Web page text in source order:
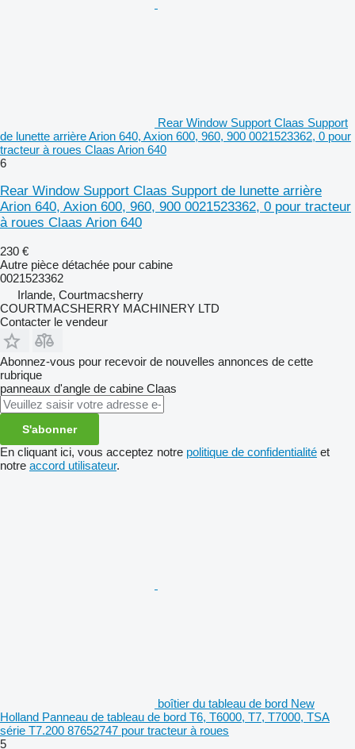
Rear Window Support Claas Support
de lunette arrière Arion 640, Axion 600, 960, 900 0021523362, 0 pour
tracteur à roues Claas Arion 640
6
Rear Window Support Claas Support de lunette arrière
Arion 640, Axion 600, 960, 900 0021523362, 0 pour tracteur
à roues Claas Arion 640
230 €
Autre pièce détachée pour cabine
0021523362
Irlande, Courtmacsherry
COURTMACSHERRY MACHINERY LTD
Contacter le vendeur
Abonnez-vous pour recevoir de nouvelles annonces de cette
rubrique
panneaux d'angle de cabine Claas
S'abonner
En cliquant ici, vous acceptez notre politique de confidentialité et
notre accord utilisateur.
boîtier du tableau de bord New
Holland Panneau de tableau de bord T6, T6000, T7, T7000, TSA
série T7.200 87652747 pour tracteur à roues
5